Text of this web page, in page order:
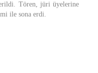
Tören, jüri üyelerine
ile sona erdi.